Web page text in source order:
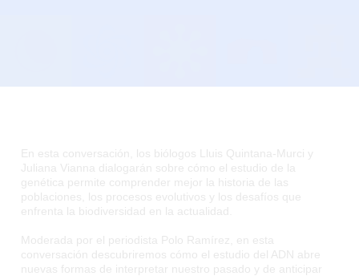
En esta conversación, los biólogos Lluis Quintana-Murci y
Juliana Vianna dialogarán sobre cómo el estudio de la
genética permite comprender mejor la historia de las
poblaciones, los procesos evolutivos y los desafíos que
enfrenta la biodiversidad en la actualidad.
Moderada por el periodista Polo Ramírez, en esta
conversación descubriremos cómo el estudio del ADN abre
nuevas formas de interpretar nuestro pasado y de anticipar